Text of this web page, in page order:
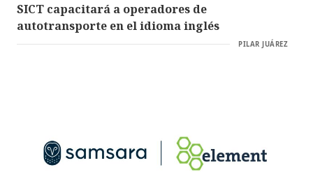
SICT capacitará a operadores de
autotransporte en el idioma inglés
PILAR JUÁREZ